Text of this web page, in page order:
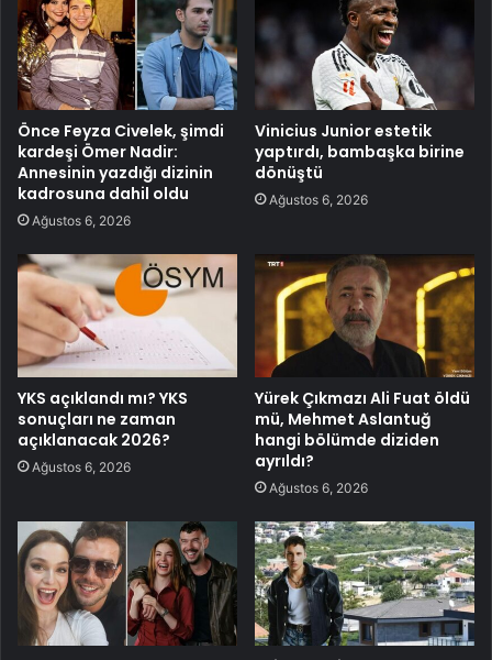
Önce Feyza Civelek, şimdi
kardeşi Ömer Nadir:
Annesinin yazdığı dizinin
kadrosuna dahil oldu
Ağustos 6, 2026
Vinicius Junior estetik
yaptırdı, bambaşka birine
dönüştü
Ağustos 6, 2026
YKS açıklandı mı? YKS
sonuçları ne zaman
açıklanacak 2026?
Ağustos 6, 2026
Yürek Çıkmazı Ali Fuat öldü
mü, Mehmet Aslantuğ
hangi bölümde diziden
ayrıldı?
Ağustos 6, 2026